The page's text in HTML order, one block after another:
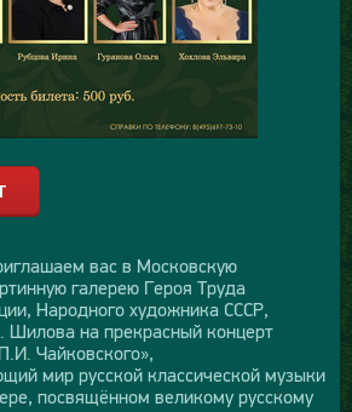
вас в Московскую
галерею Героя Труда
Народного художника СССР,
на прекрасный концерт
Чайковского»,
мир русской классической музыки
посвящённом великому русскому